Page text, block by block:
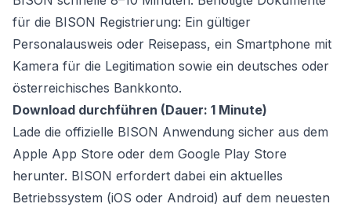
für die BISON Registrierung: Ein gültiger
Personalausweis oder Reisepass, ein Smartphone mit
Kamera für die Legitimation sowie ein deutsches oder
österreichisches Bankkonto.
Download durchführen (Dauer: 1 Minute)
Lade die offizielle BISON Anwendung sicher aus dem
Apple App Store oder dem Google Play Store
herunter. BISON erfordert dabei ein aktuelles
Betriebssystem (iOS oder Android) auf dem neuesten